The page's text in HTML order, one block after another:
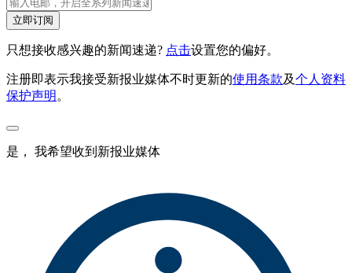
立即订阅
只想接收感兴趣的新闻速递? 点击设置您的偏好。
注册即表示我接受新报业媒体不时更新的使用条款及个人资料
保护声明 。
是， 我希望收到新报业媒体